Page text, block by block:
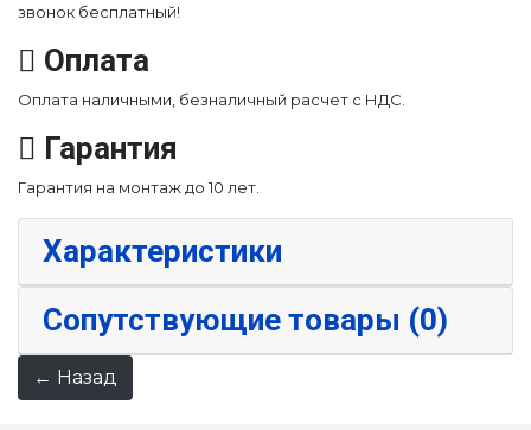
звонок бесплатный!
Оплата
Оплата наличными, безналичный расчет с НДС.
Гарантия
Гарантия на монтаж до 10 лет.
Характеристики
Сопутствующие товары (0)